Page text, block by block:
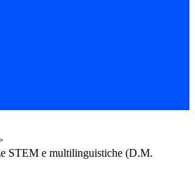
STEM e multilinguistiche (D.M.